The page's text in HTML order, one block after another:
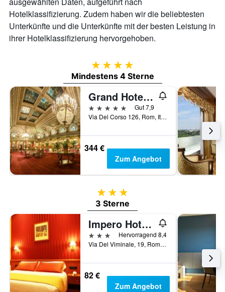
Hotelklassifizierung. Zudem haben wir die beliebtesten
Unterkünfte und die Unterkünfte mit der besten Leistung in
ihrer Hotelklassifizierung hervorgehoben.
4 Sterne
Mindestens 4 Sterne
Grand Hotel Plaza
5 Sterne
Gut 7,9
Via Del Corso 126, Rom, Italien
344 €
Zum Angebot
3 Sterne
3 Sterne
Impero Hotel Rome
3 Sterne
Hervorragend 8,4
Via Del Viminale, 19, Rom, Italien
82 €
Zum Angebot